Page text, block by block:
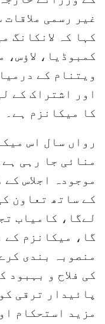
غیر رسمی
کہا کہ لانکانگ
کمبوڈیا، لاؤس،
ویتنام کے
اور اشتراک کے
کا میکانزم ہے۔
رواں سال اس
منائی جا رہی
موجودہ اجلاس
کے ساتھ تعاون
لےگا، کامیاب
گا، میکانزم کے
منصوبہ بندی
کی فلاح و بہبود
پائیدار ترقی
مزید استحکام